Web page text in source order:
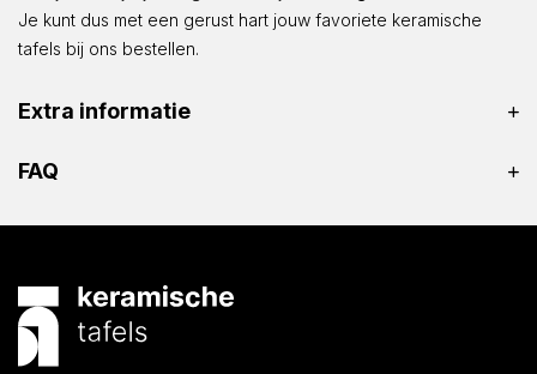
Je kunt dus met een gerust hart jouw favoriete keramische
tafels bij ons bestellen.
Extra informatie
FAQ